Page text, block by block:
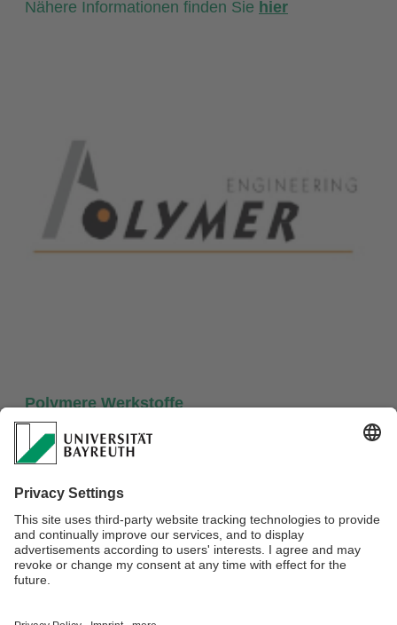
Nähere Informationen finden Sie hier
Polymere Werkstoffe
Polymere: Materialien - Verarbeitung -
Eigenschaften
Prof. Dr.-Ing. Volker Altstädt / Prof. Dr.-Ing.
Holger Ruckdäschel
Nähere Informationen finden Sie hier